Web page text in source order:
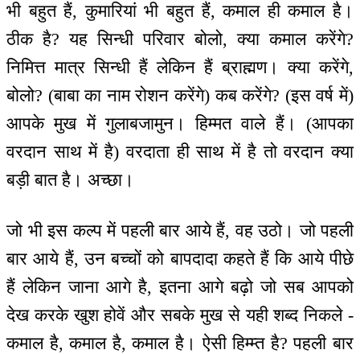
भी बहुत हैं, कुमारियां भी बहुत हैं, कमाल ही कमाल है।
ठीक है? यह सिन्धी परिवार बोलो, क्या कमाल करेंगे?
निमित्त मात्र सिन्धी हैं लेकिन हैं ब्राह्मण। क्या करेंगे,
बोलो? (बाबा का नाम रोशन करेंगे) कब करेंगे? (इस वर्ष में)
आपके मुख में गुलाबजामुन। हिम्मत वाले हैं। (आपका
वरदान साथ में है) वरदाता ही साथ में है तो वरदान क्या
बड़ी बात है। अच्छा।
जो भी इस कल्प में पहली बार आये हैं, वह उठो। जो पहली
बार आये हैं, उन बच्चों को बापदादा कहते हैं कि आये पीछे
हैं लेकिन जाना आगे है, इतना आगे बढ़ो जो सब आपको
देख करके खुश होवें और सबके मुख से यही शब्द निकले -
कमाल है, कमाल है, कमाल है। ऐसी हिम्म्त है? पहली बार